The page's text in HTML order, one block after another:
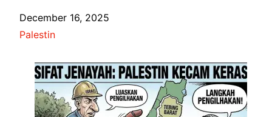
Date
December 16, 2025
In relation to
Palestin